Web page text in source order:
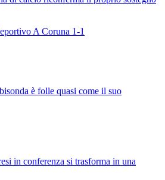
A Coruna 1-1
è folle quasi come il suo
in conferenza si trasforma in una